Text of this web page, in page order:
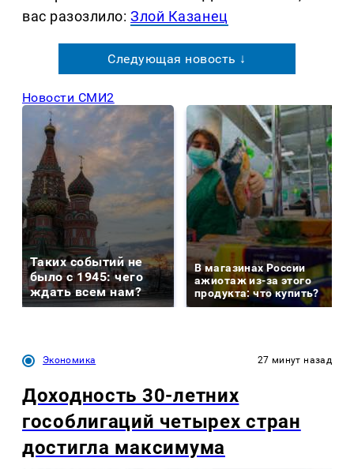
вас разозлило:Злой Казанец
Следующая новость ↓
Новости СМИ2
Таких событий не
было с 1945: чего
ждать всем нам?
В магазинах России
ажиотаж из-за этого
продукта: что купить?
Экономика 27 минут назад
Доходность 30-летних
гособлигаций четырех стран
достигла максимума